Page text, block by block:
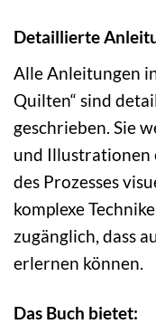
Detaillierte
Alle Anleitungen
Quilten“ sind
geschrieben. Sie
und Illustrationen
des Prozesses
komplexe
zugänglich, dass
erlernen können.
Das Buch bietet: